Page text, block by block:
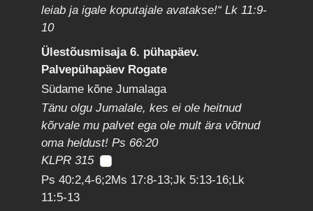
leiab ja igale koputajale avatakse!“ Lk 11:9-
10
Ülestõusmisaja 6. pühapäev.
Palvepühapäev Rogate
Südame kõne Jumalaga
Tänu olgu Jumalale, kes ei ole heitnud
kõrvale mu palvet ega ole mult ära võtnud
oma heldust! Ps 66:20
KLPR 315
Ps 40:2,4-6;2Ms 17:8-13;Jk 5:13-16;Lk
11:5-13